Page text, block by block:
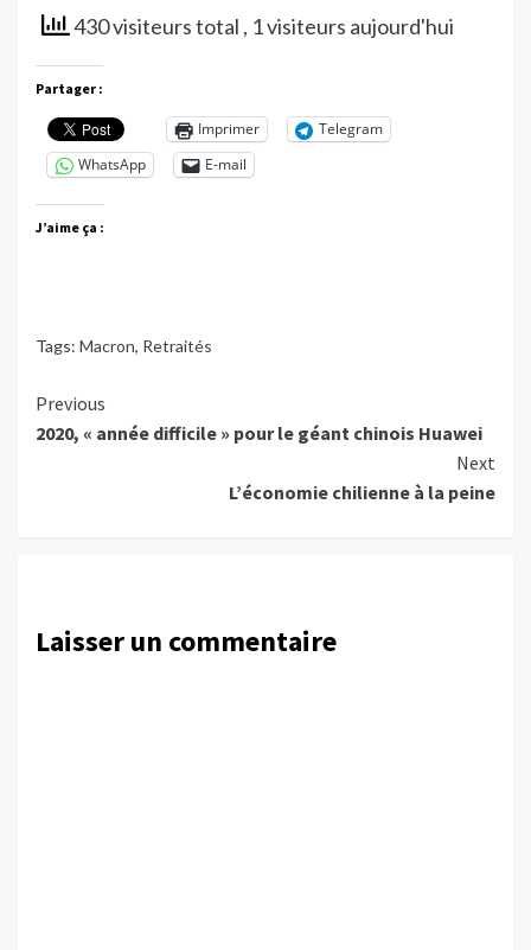
430 visiteurs total , 1 visiteurs aujourd'hui
Partager :
Imprimer
Telegram
WhatsApp
E-mail
J’aime ça :
Tags: Macron, Retraités
Continue
Reading
Previous
2020, « année difficile » pour le géant chinois Huawei
Next
L’économie chilienne à la peine
Laisser un commentaire